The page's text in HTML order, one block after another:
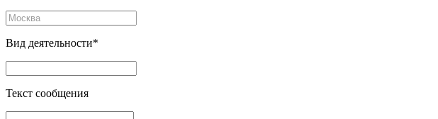
Вид деятельности*
Текст сообщения